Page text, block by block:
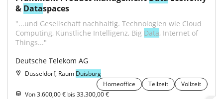
& Dataspaces
"...und Gesellschaft nachhaltig. Technologien wie Cloud
Computing, Künstliche Intelligenz, Big Data, Internet of
Things..."
Deutsche Telekom AG
Düsseldorf, Raum Duisburg
Homeoffice
Teilzeit
Vollzeit
Von 3.600,00 € bis 33.300,00 €